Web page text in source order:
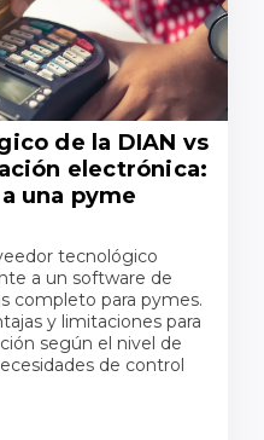
de la DIAN vs
electrónica:
una pyme
tecnológico
a un software de
completo para pymes.
y limitaciones para
según el nivel de
de control